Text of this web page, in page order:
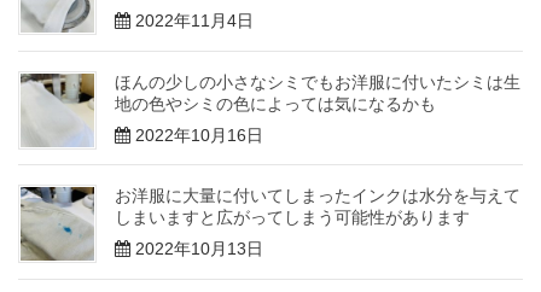
2022年11月4日
ほんの少しの小さなシミでもお洋服に付いたシミは生
地の色やシミの色によっては気になるかも
2022年10月16日
お洋服に大量に付いてしまったインクは水分を与えて
しまいますと広がってしまう可能性があります
2022年10月13日